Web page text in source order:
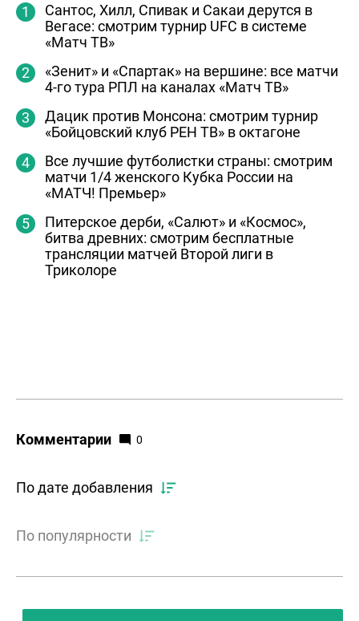
Сантос, Хилл, Спивак и Сакаи дерутся в
Вегасе: смотрим турнир UFC в системе
«Матч ТВ»
«Зенит» и «Спартак» на вершине: все матчи
4-го тура РПЛ на каналах «Матч ТВ»
Дацик против Монсона: смотрим турнир
«Бойцовский клуб РЕН ТВ» в октагоне
Все лучшие футболистки страны: смотрим
матчи 1/4 женского Кубка России на
«МАТЧ! Премьер»
Питерское дерби, «Салют» и «Космос»,
битва древних: смотрим бесплатные
трансляции матчей Второй лиги в
Триколоре
Комментарии 0
По дате добавления
По популярности